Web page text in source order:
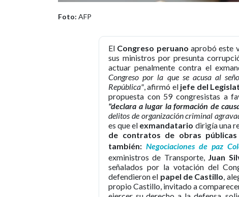
Foto: AFP
El Congreso peruano aprobó este
sus ministros por presunta
actuar penalmente contra el
Congreso por la que se acusa al
República", afirmó el jefe del
propuesta con 59 congresistas a
"declara a lugar la formación de
delitos de organización criminal
es que el exmandatario dirigía una
de contratos de obras públicas
también: Negociaciones de paz
exministros de Transporte,Juan
señalados por la votación del
defendieron el papel de Castillo,
propio Castillo, invitado a